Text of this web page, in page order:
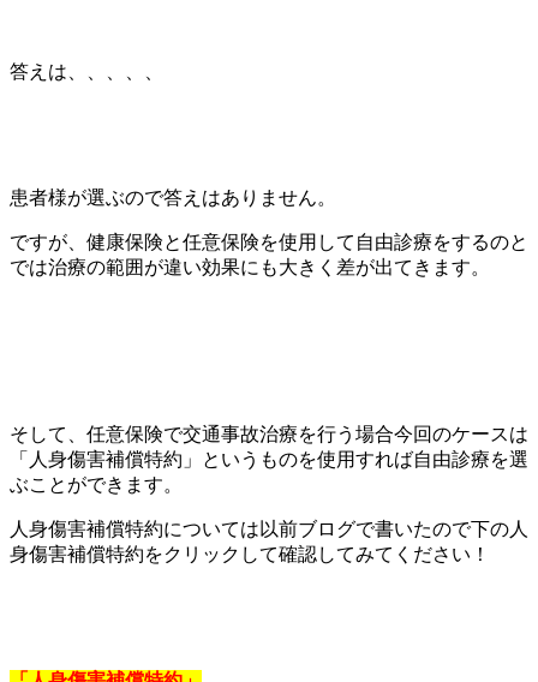
答えは、、、、、
患者様が選ぶので答えはありません。
ですが、健康保険と任意保険を使用して自由診療をするのと
では治療の範囲が違い効果にも大きく差が出てきます。
そして、任意保険で交通事故治療を行う場合今回のケースは
「人身傷害補償特約」というものを使用すれば自由診療を選
ぶことができます。
人身傷害補償特約については以前ブログで書いたので下の人
身傷害補償特約をクリックして確認してみてください！